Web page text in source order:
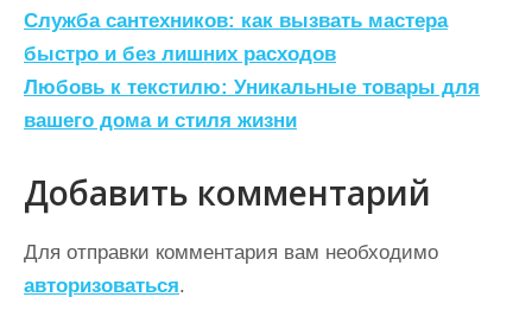
Н
а
в
и
г
а
ц
и
Служба сантехников: как вызвать мастера
быстро и без лишних расходов
Любовь к текстилю: Уникальные товары для
вашего дома и стиля жизни
Добавить комментарий
Для отправки комментария вам необходимо
авторизоваться.